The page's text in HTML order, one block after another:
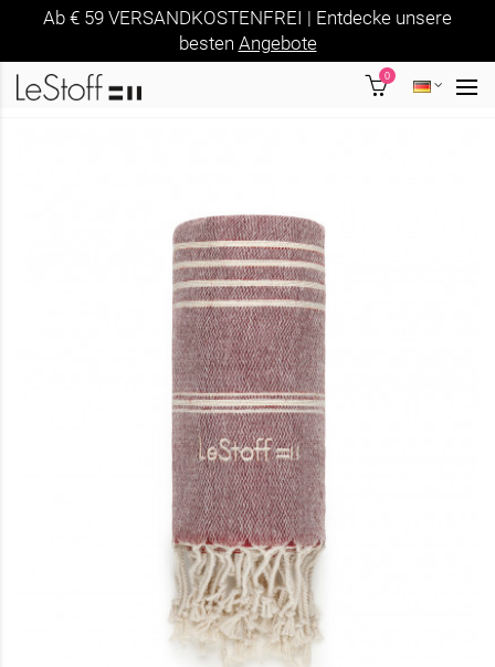
Ab € 59 VERSANDKOSTENFREI | Entdecke unsere
besten Angebote
0